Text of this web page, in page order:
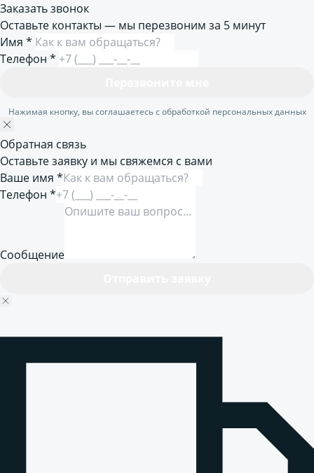
Заказать звонок
Оставьте контакты — мы перезвоним за 5 минут
Имя *
Телефон *
Нажимая кнопку, вы соглашаетесь с обработкой персональных данных
Обратная связь
Оставьте заявку и мы свяжемся с вами
Ваше имя *
Телефон *
Сообщение